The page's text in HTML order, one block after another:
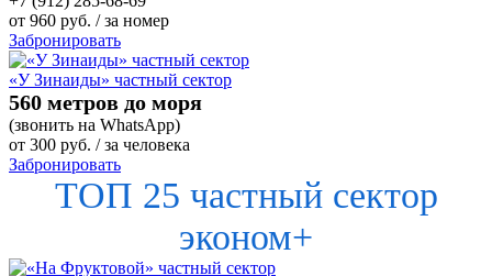
от 960 руб. / за номер
Забронировать
«У Зинаиды» частный сектор
560 метров до моря
(звонить на WhatsApp)
от 300 руб. / за человека
Забронировать
ТОП 25 частный сектор
эконом+